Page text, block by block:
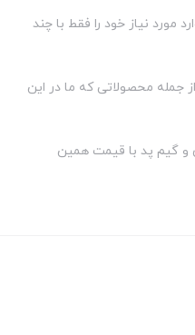
نیاز خود را فقط با چند
جمله محصولاتی که ما در این
و گیم پد با قیمت همین